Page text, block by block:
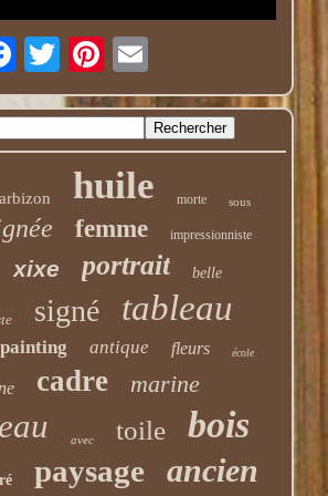
huile morte sous
femme impressionniste
xixe portrait belle
signé tableau
painting antique fleurs école
cadre marine
avec toile bois
paysage ancien